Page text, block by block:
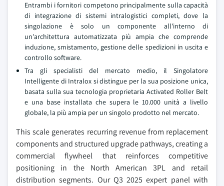
Entrambi i fornitori competono principalmente sulla capacità
di integrazione di sistemi intralogistici completi, dove la
singolazione è solo un componente all'interno di
un'architettura automatizzata più ampia che comprende
induzione, smistamento, gestione delle spedizioni in uscita e
controllo software.
Tra gli specialisti del mercato medio, il Singolatore
Intelligente di Intralox si distingue per la sua posizione unica,
basata sulla sua tecnologia proprietaria Activated Roller Belt
e una base installata che supera le 10.000 unità a livello
globale, la più ampia per un singolo prodotto nel mercato.
This scale generates recurring revenue from replacement
components and structured upgrade pathways, creating a
commercial flywheel that reinforces competitive
positioning in the North American 3PL and retail
distribution segments. Our Q3 2025 expert panel with